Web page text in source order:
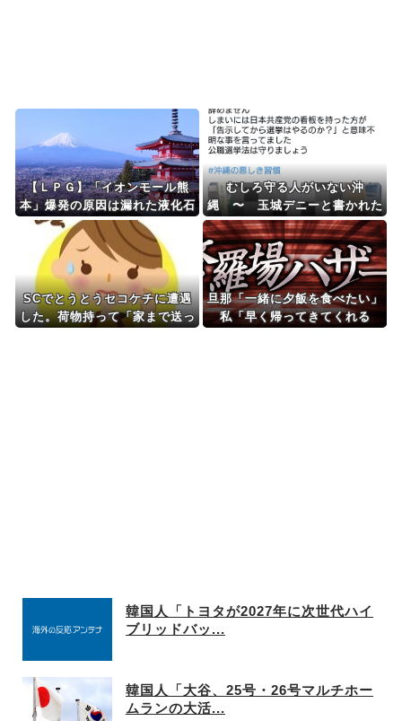
【ＬＰＧ】「イオンモール熊
本」爆発の原因は漏れた液化石
油ガスか…経産省、全国の大規
模施設でガス供給設備の点検要
請
むしろ守る人がいない沖
縄 〜 玉城デニーと書かれた
横断幕を貼る人々、公職選挙法
違反の疑いで110番通報されて
も辞めない件
SCでとうとうセコケチに遭遇
した。荷物持って「家まで送っ
旦那「一緒に夕飯を食べたい」
私「早く帰ってきてくれる
韓国人「トヨタが2027年に次世代ハイ
ブリッドバッ...
韓国人「大谷、25号・26号マルチホー
ムランの大活...